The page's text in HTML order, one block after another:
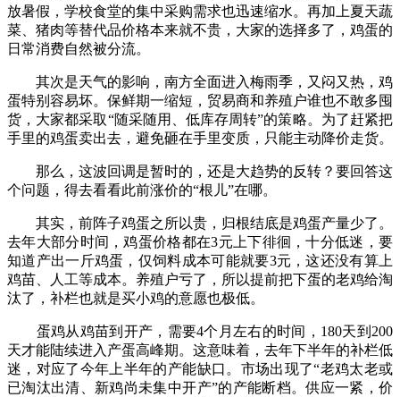
放暑假，学校食堂的集中采购需求也迅速缩水。再加上夏天蔬
菜、猪肉等替代品价格本来就不贵，大家的选择多了，鸡蛋的
日常消费自然被分流。
其次是天气的影响，南方全面进入梅雨季，又闷又热，鸡
蛋特别容易坏。保鲜期一缩短，贸易商和养殖户谁也不敢多囤
货，大家都采取“随采随用、低库存周转”的策略。为了赶紧把
手里的鸡蛋卖出去，避免砸在手里变质，只能主动降价走货。
那么，这波回调是暂时的，还是大趋势的反转？要回答这
个问题，得去看看此前涨价的“根儿”在哪。
其实，前阵子鸡蛋之所以贵，归根结底是鸡蛋产量少了。
去年大部分时间，鸡蛋价格都在3元上下徘徊，十分低迷，要
知道产出一斤鸡蛋，仅饲料成本可能就要3元，这还没有算上
鸡苗、人工等成本。养殖户亏了，所以提前把下蛋的老鸡给淘
汰了，补栏也就是买小鸡的意愿也极低。
蛋鸡从鸡苗到开产，需要4个月左右的时间，180天到200
天才能陆续进入产蛋高峰期。这意味着，去年下半年的补栏低
迷，对应了今年上半年的产能缺口。市场出现了“老鸡太老或
已淘汰出清、新鸡尚未集中开产”的产能断档。供应一紧，价